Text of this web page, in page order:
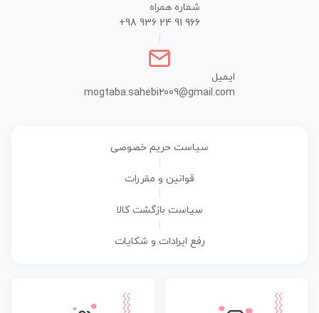
شماره همراه
+98 936 24 91 966
ایمیل
mogtaba.sahebi2009@gmail.com
سیاست حریم خصوصی
قوانین و مقررات
سیاست بازگشت کالا
رفع ایرادات و شکایات